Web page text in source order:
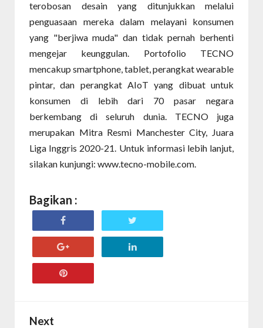
terobosan desain yang ditunjukkan melalui
penguasaan mereka dalam melayani konsumen
yang "berjiwa muda" dan tidak pernah berhenti
mengejar keunggulan. Portofolio TECNO
mencakup smartphone, tablet, perangkat wearable
pintar, dan perangkat AIoT yang dibuat untuk
konsumen di lebih dari 70 pasar negara
berkembang di seluruh dunia. TECNO juga
merupakan Mitra Resmi Manchester City, Juara
Liga Inggris 2020-21. Untuk informasi lebih lanjut,
silakan kunjungi: www.tecno-mobile.com.
Bagikan :
Next